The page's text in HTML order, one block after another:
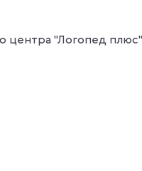
центра "Логопед